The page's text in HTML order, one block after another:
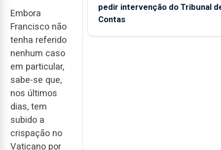
Embora
Francisco não
tenha referido
nenhum caso
em particular,
sabe-se que,
nos últimos
dias, tem
subido a
crispação no
Vaticano por
pedir intervenção do Tribunal
Contas